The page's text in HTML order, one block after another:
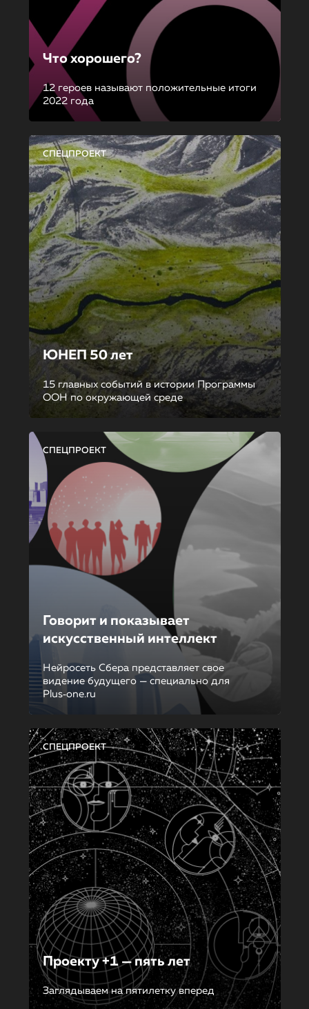
Что хорошего?
12 героев называют положительные итоги
2022 года
СПЕЦПРОЕКТ
ЮНЕП 50 лет
15 главных событий в истории Программы
ООН по окружающей среде
СПЕЦПРОЕКТ
Говорит и показывает
искусственный интеллект
Нейросеть Сбера представляет свое
видение будущего — специально для
Plus‑one.ru
СПЕЦПРОЕКТ
Проекту +1 — пять лет
Заглядываем на пятилетку вперед